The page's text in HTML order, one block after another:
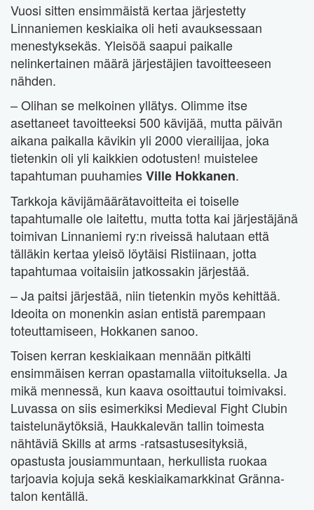
Vuosi sitten ensimmäistä kertaa järjestetty
Linnaniemen keskiaika oli heti avauksessaan
menestyksekäs. Yleisöä saapui paikalle
nelinkertainen määrä järjestäjien tavoitteeseen
nähden.
– Olihan se melkoinen yllätys. Olimme itse
asettaneet tavoitteeksi 500 kävijää, mutta päivän
aikana paikalla kävikin yli 2000 vierailijaa, joka
tietenkin oli yli kaikkien odotusten! muistelee
tapahtuman puuhamiesVille Hokkanen.
Tarkkoja kävijämäärätavoitteita ei toiselle
tapahtumalle ole laitettu, mutta totta kai järjestäjänä
toimivan Linnaniemi ry:n riveissä halutaan että
tälläkin kertaa yleisö löytäisi Ristiinaan, jotta
tapahtumaa voitaisiin jatkossakin järjestää.
– Ja paitsi järjestää, niin tietenkin myös kehittää.
Ideoita on monenkin asian entistä parempaan
toteuttamiseen, Hokkanen sanoo.
Toisen kerran keskiaikaan mennään pitkälti
ensimmäisen kerran opastamalla viitoituksella. Ja
mikä mennessä, kun kaava osoittautui toimivaksi.
Luvassa on siis esimerkiksi Medieval Fight Clubin
taistelunäytöksiä, Haukkalevän tallin toimesta
nähtäviä Skills at arms -ratsastusesityksiä,
opastusta jousiammuntaan, herkullista ruokaa
tarjoavia kojuja sekä keskiaikamarkkinat Gränna-
talon kentällä.